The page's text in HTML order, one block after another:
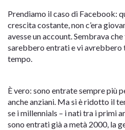
Prendiamo il caso di Facebook:
crescita costante, non c’era
avesse un account. Sembrava
sarebbero entrati e vi avrebbero
tempo.
È vero: sono entrate sempre più
anche anziani. Ma si è ridotto il
se i millennials – i nati tra i primi
sono entrati già a metà 2000, la